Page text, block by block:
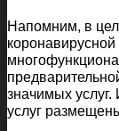
Напомним, в
значимых
услуг